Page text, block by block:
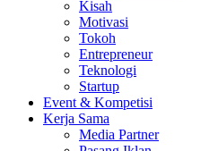
Kisah
Motivasi
Tokoh
Entrepreneur
Teknologi
Startup
Event & Kompetisi
Kerja Sama
Media Partner